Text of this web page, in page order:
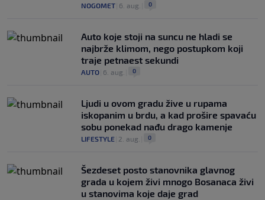
NOGOMET 6. aug. 0
Auto koje stoji na suncu ne hladi se
najbrže klimom, nego postupkom koji
traje petnaest sekundi
AUTO 6. aug. 0
Ljudi u ovom gradu žive u rupama
iskopanim u brdu, a kad prošire spavaću
sobu ponekad nađu drago kamenje
LIFESTYLE 2. aug. 0
Šezdeset posto stanovnika glavnog
grada u kojem živi mnogo Bosanaca živi
u stanovima koje daje grad